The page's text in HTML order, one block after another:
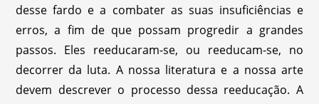
desse fardo e a combater as suas insuficiências e
erros, a fim de que possam progredir a grandes
passos. Eles reeducaram-se, ou reeducam-se, no
decorrer da luta. A nossa literatura e a nossa arte
devem descrever o processo dessa reeducação. A